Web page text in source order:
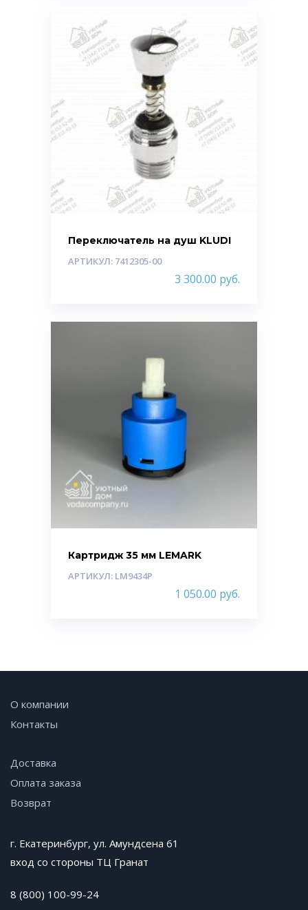
Переключатель на душ KLUDI
АРТИКУЛ: 7412305-00
3 300.00 руб.
Картридж 35 мм LEMARK
АРТИКУЛ: LM9434P
1 050.00 руб.
О компании
Контакты
Доставка
Оплата заказа
Возврат
г. Екатеринбург, ул. Амундсена 61
вход со стороны ТЦ Гранат
8 (800) 100-99-24